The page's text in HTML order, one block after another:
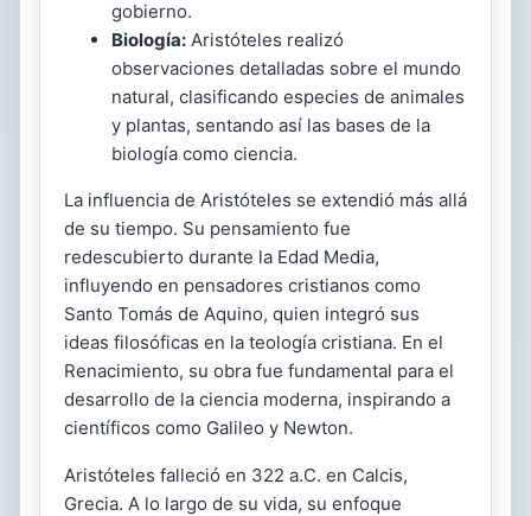
gobierno.
Biología: Aristóteles realizó
observaciones detalladas sobre el mundo
natural, clasificando especies de animales
y plantas, sentando así las bases de la
biología como ciencia.
La influencia de Aristóteles se extendió más allá
de su tiempo. Su pensamiento fue
redescubierto durante la Edad Media,
influyendo en pensadores cristianos como
Santo Tomás de Aquino, quien integró sus
ideas filosóficas en la teología cristiana. En el
Renacimiento, su obra fue fundamental para el
desarrollo de la ciencia moderna, inspirando a
científicos como Galileo y Newton.
Aristóteles falleció en 322 a.C. en Calcis,
Grecia. A lo largo de su vida, su enfoque